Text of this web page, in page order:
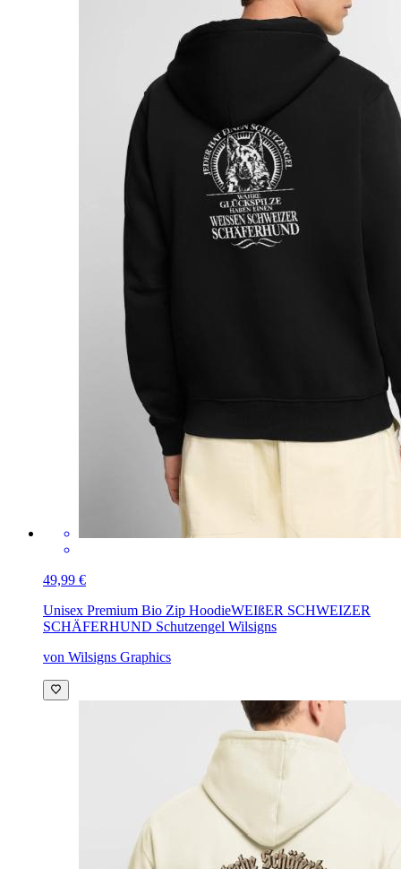
49,99 €
Unisex Premium Bio Zip HoodieWEIßER SCHWEIZER
SCHÄFERHUND Schutzengel Wilsigns
von Wilsigns Graphics